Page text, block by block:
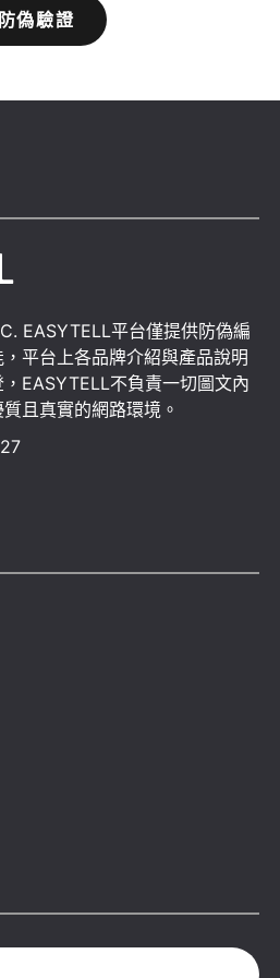
防偽驗證
EASYTELL平台僅提供防偽編
平台上各品牌介紹與產品說明
EASYTELL不負責一切圖文內
且真實的網路環境。